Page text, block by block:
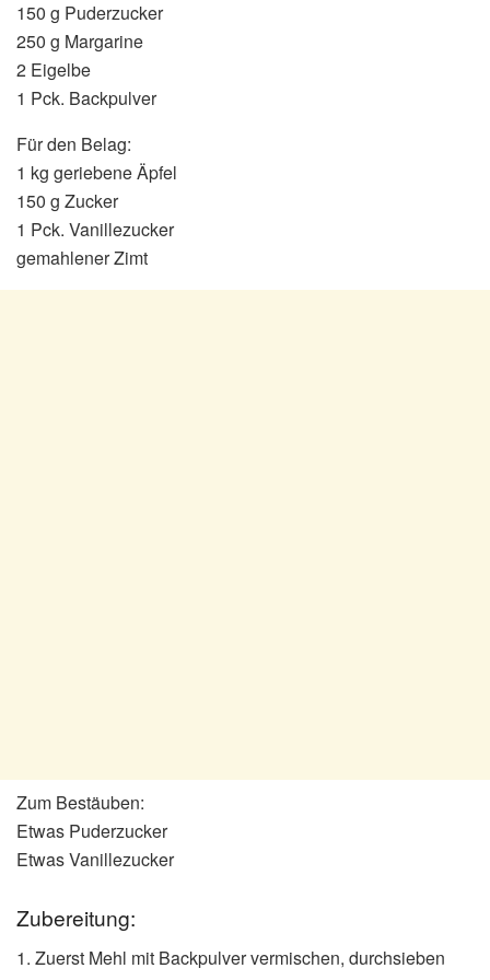
150 g Puderzucker
250 g Margarine
2 Eigelbe
1 Pck. Backpulver
Für den Belag:
1 kg geriebene Äpfel
150 g Zucker
1 Pck. Vanillezucker
gemahlener Zimt
Zum Bestäuben:
Etwas Puderzucker
Etwas Vanillezucker
Zubereitung:
1. Zuerst Mehl mit Backpulver vermischen, durchsieben